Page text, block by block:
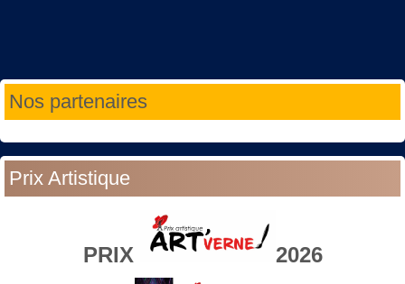
Nos partenaires
Prix Artistique
PRIX 2026
Année
précédente
Mois
précédent
Année
suivante
Mois
suivant